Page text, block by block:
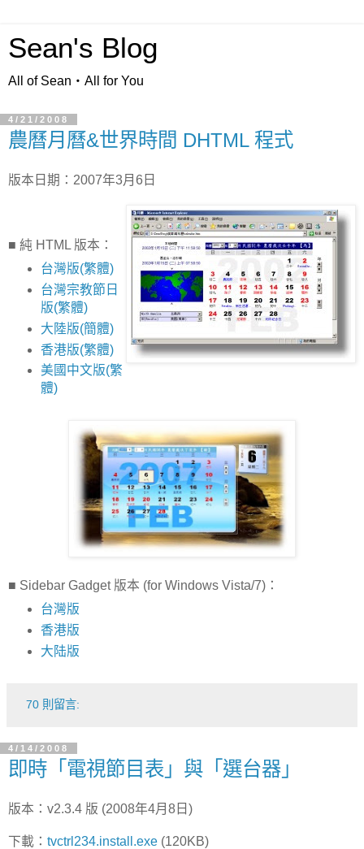
Sean's Blog
All of Sean‧All for You
4/21/2008
農曆月曆&世界時間 DHTML 程式
版本日期：2007年3月6日
■ 純 HTML 版本：
台灣版(繁體)
台灣宗教節日
版(繁體)
大陸版(簡體)
香港版(繁體)
美國中文版(繁
體)
■ Sidebar Gadget 版本 (for Windows Vista/7)：
台灣版
香港版
大陆版
70 則留言:
4/14/2008
即時「電視節目表」與「選台器」
版本：v2.3.4 版 (2008年4月8日)
下載： tvctrl234.install.exe (120KB)